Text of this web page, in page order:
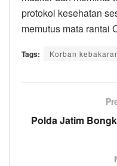
protokol kesehatan
memutus mata rantai
Tags: Korban
Polda Jatim